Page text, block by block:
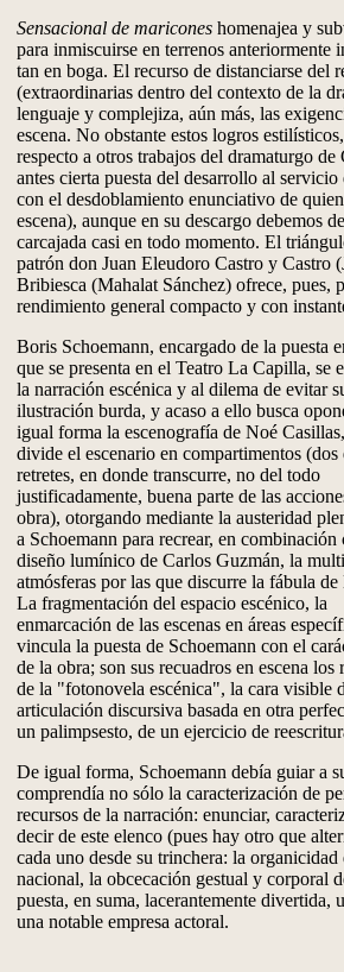
Sensacional de maricones homenajea y
para inmiscuirse en terrenos anteriormente
tan en boga. El recurso de distanciarse del
(extraordinarias dentro del contexto de la
lenguaje y complejiza, aún más, las
escena. No obstante estos logros
respecto a otros trabajos del dramaturgo
antes cierta puesta del desarrollo al
con el desdoblamiento enunciativo de
escena), aunque en su descargo debemos
carcajada casi en todo momento. El
patrón don Juan Eleudoro Castro y Castro
Bribiesca (Mahalat Sánchez) ofrece, pues,
rendimiento general compacto y con
Boris Schoemann, encargado de la puesta
que se presenta en el Teatro La Capilla, se
la narración escénica y al dilema de evitar
ilustración burda, y acaso a ello busca
igual forma la escenografía de Noé
divide el escenario en compartimentos (dos
retretes, en donde transcurre, no del todo
justificadamente, buena parte de las
obra), otorgando mediante la austeridad
a Schoemann para recrear, en combinación
diseño lumínico de Carlos Guzmán, la
atmósferas por las que discurre la fábula
La fragmentación del espacio escénico, la
enmarcación de las escenas en áreas
vincula la puesta de Schoemann con el
de la obra; son sus recuadros en escena los
de la "fotonovela escénica", la cara visible
articulación discursiva basada en otra
un palimpsesto, de un ejercicio de
De igual forma, Schoemann debía guiar a
comprendía no sólo la caracterización de
recursos de la narración: enunciar,
decir de este elenco (pues hay otro que
cada uno desde su trinchera: la
nacional, la obcecación gestual y corporal
puesta, en suma, lacerantemente
una notable empresa actoral.